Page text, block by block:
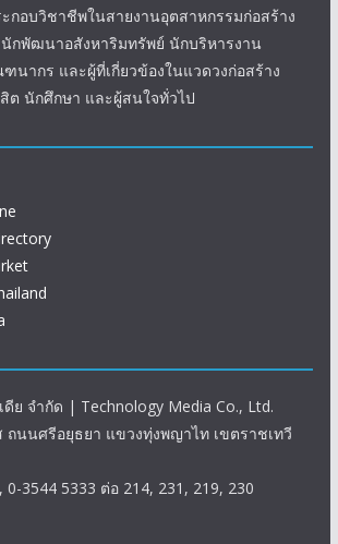
กอบวิชาชีพในสายงานอุตสาหกรรมก่อสร้าง
กพัฒนาอสังหาริมทรัพย์ นักบริหารงาน
นากร และผู้ที่เกี่ยวข้องในแวดวงก่อสร้าง
ต นักศึกษา และผู้สนใจทั่วไป
ย จำกัด | Technology Media Co., Ltd.
ถนนศรีอยุธยา แขวงทุ่งพญาไท เขตราชเทวี
0-3544 5333 ต่อ 214, 231, 219, 230